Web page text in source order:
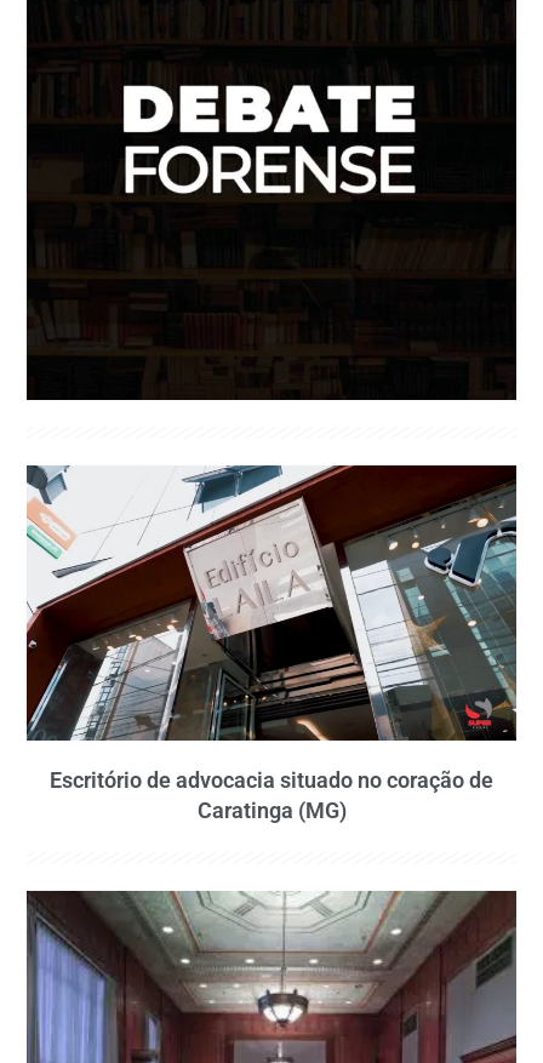
Escritório de advocacia situado no coração de
Caratinga (MG)